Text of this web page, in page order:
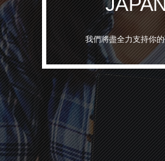
我們將盡全力支持你